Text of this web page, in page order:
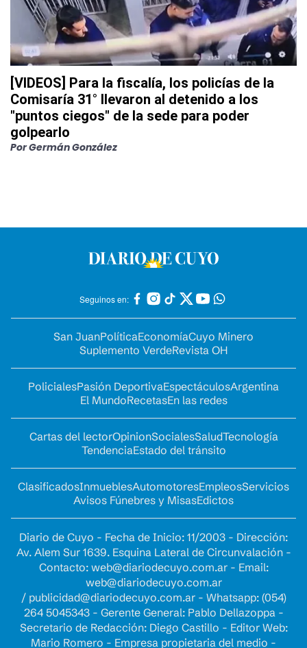
[VIDEOS] Para la fiscalía, los policías de la
Comisaría 31° llevaron al detenido a los
"puntos ciegos" de la sede para poder
golpearlo
PorGermán González
Seguinos en:
San JuanPolíticaEconomíaCuyo Minero
Suplemento VerdeRevista OH
PolicialesPasión DeportivaEspectáculosArgentina
El MundoRecetasEn las redes
Cartas del lectorOpinionSocialesSaludTecnología
TendenciaEstado del tránsito
ClasificadosInmueblesAutomotoresEmpleosServicios
Avisos Fúnebres y MisasEdictos
Diario de Cuyo - Fecha de Inicio: 11/2003 - Dirección:
Av. Alem Sur 1639. Esquina Lateral de Circunvalación -
Contacto: web@diariodecuyo.com.ar- Email:
web@diariodecuyo.com.ar
/ publicidad@diariodecuyo.com.ar- Whatsapp: (054)
264 5045343 - Gerente General: Pablo Dellazoppa -
Secretario de Redacción: Diego Castillo - Editor Web:
Mario Romero - Empresa propietaria del medio -